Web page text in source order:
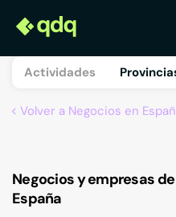
Actividades
Volver a Negocios en
Negocios y empresas
España